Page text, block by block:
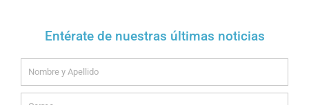
Entérate de nuestras últimas noticias